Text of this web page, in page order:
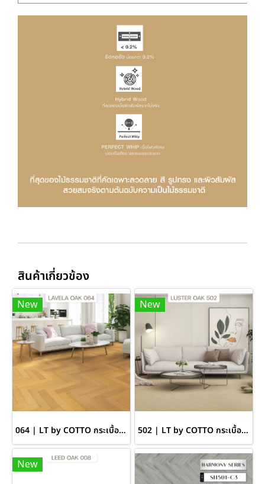
สินค้าเกี่ยวข้อง
New
064 | LT by COTTO กระเบื้องยางลายก้างปลา หนา 7 มม. สี LAVELA OAK
New
502 | LT by COTTO กระเบื้องยางลายก้างปลา หนา 7 มม. สี LUSTER OAK
New